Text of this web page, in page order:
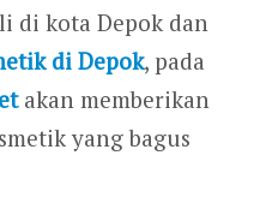
di kota Depok dan
di Depok, pada
akan memberikan
yang bagus